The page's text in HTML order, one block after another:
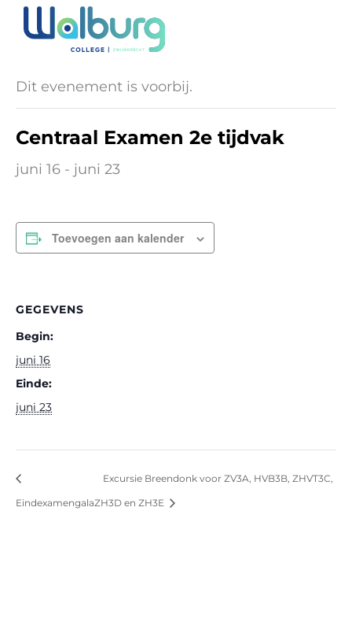
naar
inhoud
« Alle Evenementen
Dit evenement is voorbij.
Centraal Examen 2e tijdvak
juni 16 - juni 23
Toevoegen aan kalender
GEGEVENS
Begin:
juni 16
Einde:
juni 23
Eindexamengala
Excursie Breendonk voor ZV3A, HVB3B, ZHVT3C,
ZH3D en ZH3E